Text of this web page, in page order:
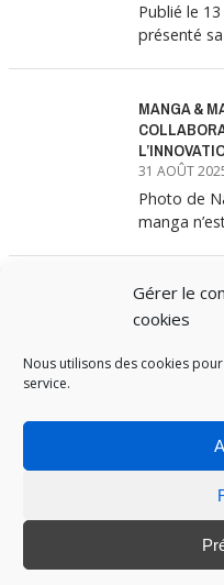
Gérer le
cookies
Nous utilisons des cookies
service.
Publié le
présenté
MANGA &
31 AOÛT
Photo de
manga
MANGA &
ALLIANCE
Les
STRATÉGIE MARKETING &
-